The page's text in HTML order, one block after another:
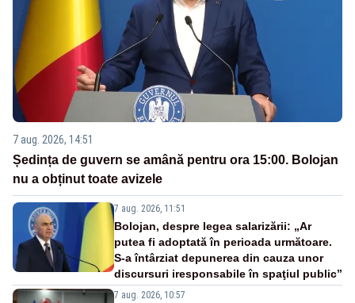
7 aug. 2026, 14:51
Ședința de guvern se amână pentru ora 15:00. Bolojan
nu a obținut toate avizele
7 aug. 2026, 11:51
Bolojan, despre legea salarizării: „Ar
putea fi adoptată în perioada următoare.
S-a întârziat depunerea din cauza unor
discursuri iresponsabile în spaţiul public”
7 aug. 2026, 10:57